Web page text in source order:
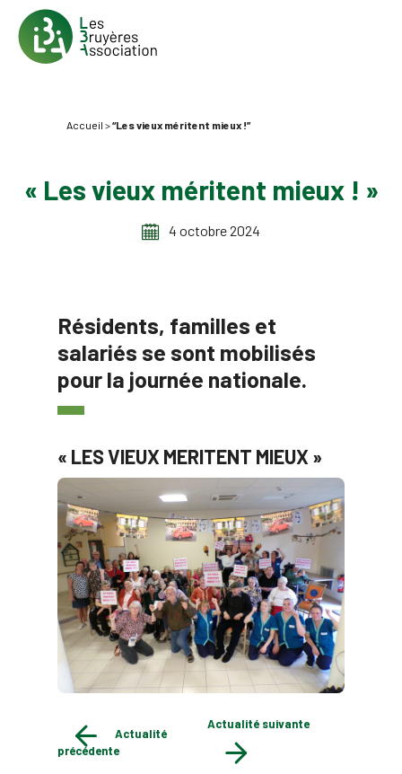
Accueil >“Les vieux méritent mieux !”
« Les vieux méritent mieux ! »
4 octobre 2024
Résidents, familles et
salariés se sont mobilisés
pour la journée nationale.
« LES VIEUX MERITENT MIEUX »
Actualité
précédente
Actualité suivante